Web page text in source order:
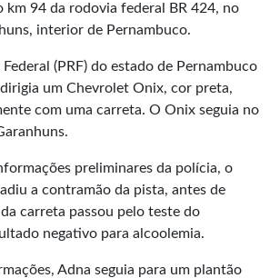
94 da rodovia federal BR 424, no
interior de Pernambuco.
(PRF) do estado de Pernambuco
um Chevrolet Onix, cor preta,
com uma carreta. O Onix seguia no
preliminares da polícia, o
a contramão da pista, antes de
carreta passou pelo teste do
negativo para alcoolemia.
Adna seguia para um plantão